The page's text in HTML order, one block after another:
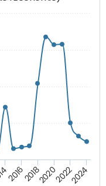
20162018202020222024